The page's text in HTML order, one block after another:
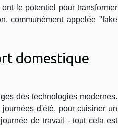
le potentiel pour transformer
communément appelée "fake
domestique
des technologies modernes.
d'été, pour cuisiner un
de travail - tout cela est